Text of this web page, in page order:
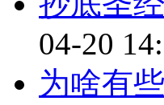
04-20
为啥有